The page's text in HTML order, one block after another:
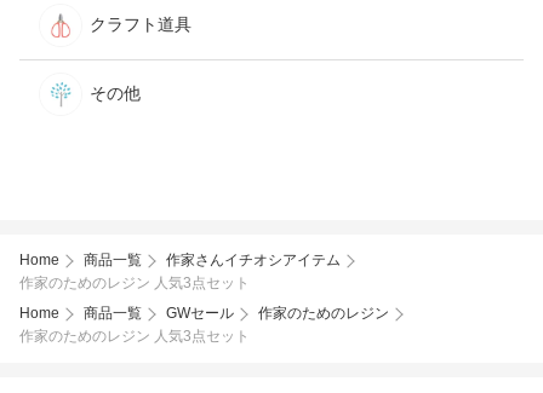
クラフト道具
その他
Home 商品一覧
作家さんイチオシアイテム
作家のためのレジン 人気3点セット
Home
商品一覧 GWセール
作家のためのレジン
作家のためのレジン 人気3点セット